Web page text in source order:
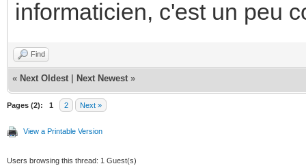
informaticien, c'est un peu
Find
« Next Oldest Next Newest »
Pages (2): 1 2 Next »
View a Printable Version
Users browsing this thread: 1 Guest(s)